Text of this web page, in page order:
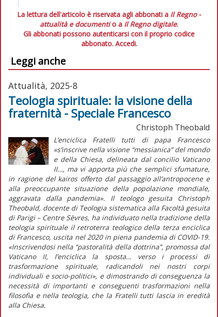
La lettura dell'articolo è riservata agli abbonati a Il Regno -
attualità e documentio a Il Regno digitale.
Gli abbonati possono autenticarsi con il proprio codice
abbonato. Accedi.
Leggi anche
Attualità, 2025-8
Teologia spirituale: la visione della
fraternità - Speciale Francesco
Christoph Theobald
L’enciclica Fratelli tutti di papa Francesco
«s’inscrive nella visione “messianica” del mondo
e della Chiesa, delineata dal concilio Vaticano
II…, ma vi apporta più che semplici sfumature,
in ragione del kairosofferto dal passaggio all’antropocene e
alla preoccupante situazione della popolazione mondiale,
aggravata dalla pandemia». Il teologo gesuita Christoph
Theobald, docente di Teologia sistematica alla Facoltà gesuita
di Parigi – Centre Sèvres, ha individuato nella tradizione della
teologia spirituale il retroterra teologico della terza enciclica
di Francesco, uscita nel 2020 in piena pandemia di COVID-19.
«Inscrivendosi nella “pastoralità della dottrina”, promossa dal
Vaticano II, l’enciclica la sposta… verso i processi di
trasformazione spirituale, radicandoli nei nostri corpi
individuali e socio-politici», e dimostrando di conseguenza la
necessità di importanti e conseguenti trasformazioni nella
filosofia e nella teologia, che la Fratelli tutti lascia in eredità
alla Chiesa.